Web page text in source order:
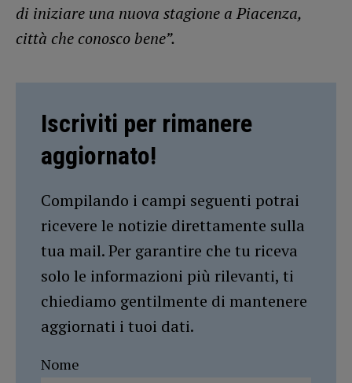
di iniziare una nuova stagione a Piacenza,
città che conosco bene”.
Iscriviti per rimanere
aggiornato!
Compilando i campi seguenti potrai
ricevere le notizie direttamente sulla
tua mail. Per garantire che tu riceva
solo le informazioni più rilevanti, ti
chiediamo gentilmente di mantenere
aggiornati i tuoi dati.
Nome